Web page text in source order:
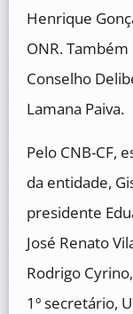
Henrique
ONR.
Conselho
Lamana Paiva.
Pelo CNB-CF,
da entidade,
presidente
José Renato
Rodrigo
1º secretário,